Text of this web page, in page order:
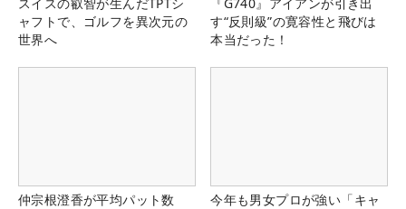
スイスの叡智が生んだTPTシ
ャフトで、ゴルフを異次元の
世界へ
『G740』アイアンが引き出
す“反則級”の寛容性と飛びは
本当だった！
仲宗根澄香が平均パット数
今年も男女プロが強い「キャ